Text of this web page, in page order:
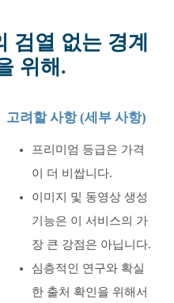
검열 없는 경계
위해.
고려할 사항 (세부 사항)
프리미엄 등급은 가격
이 더 비쌉니다.
이미지 및 동영상 생성
기능은 이 서비스의 가
장 큰 강점은 아닙니다.
심층적인 연구와 확실
한 출처 확인을 위해서